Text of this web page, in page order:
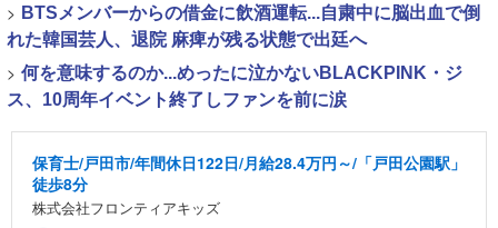
> BTSメンバーからの借金に飲酒運転...自粛中に脳出血で倒
れた韓国芸人、退院 麻痺が残る状態で出廷へ
> 何を意味するのか...めったに泣かないBLACKPINK・ジ
ス、10周年イベント終了しファンを前に涙
保育士/戸田市/年間休日122日/月給28.4万円～/「戸田公園駅」
徒歩8分
株式会社フロンティアキッズ